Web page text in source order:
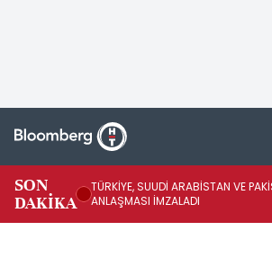
SON
DAKİKA
TÜRKİYE, SUUDİ ARABİSTAN VE
ANLAŞMASI İMZALADI